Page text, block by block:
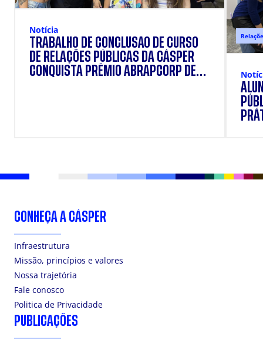
Notícia
TRABALHO DE CONCLUSÃO DE CURSO
DE RELAÇÕES PÚBLICAS DA CÁSPER
CONQUISTA PRÊMIO ABRAPCORP DE
CONHEÇA A CÁSPER
Infraestrutura
Missão, princípios e valores
Nossa trajetória
Fale conosco
Politica de Privacidade
PUBLICAÇÕES